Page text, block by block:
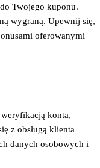
Twojego kuponu.
wygraną. Upewnij się,
oferowanymi
weryfikacją konta,
z obsługą klienta
danych osobowych i